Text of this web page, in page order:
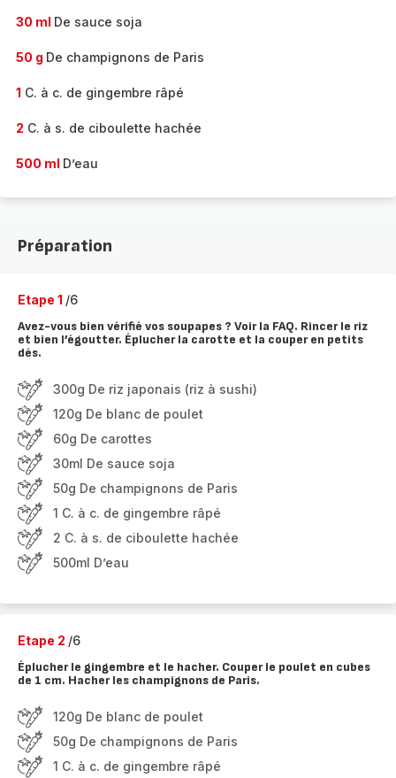
30 ml De sauce soja
50 g De champignons de Paris
1 C. à c. de gingembre râpé
2 C. à s. de ciboulette hachée
500 ml D’eau
Préparation
Etape 1 /6
Avez-vous bien vérifié vos soupapes ? Voir la FAQ. Rincer le riz
et bien l’égoutter. Éplucher la carotte et la couper en petits
dés.
300g De riz japonais (riz à sushi)
120g De blanc de poulet
60g De carottes
30ml De sauce soja
50g De champignons de Paris
1 C. à c. de gingembre râpé
2 C. à s. de ciboulette hachée
500ml D’eau
Etape 2 /6
Éplucher le gingembre et le hacher. Couper le poulet en cubes
de 1 cm. Hacher les champignons de Paris.
120g De blanc de poulet
50g De champignons de Paris
1 C. à c. de gingembre râpé